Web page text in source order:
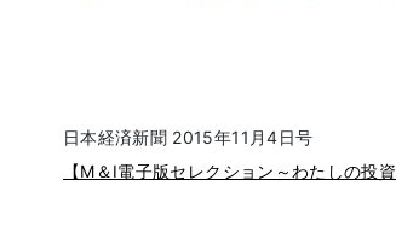
日本経済新聞 2015年11月4日号
【M＆I電子版セレクション～わたしの投